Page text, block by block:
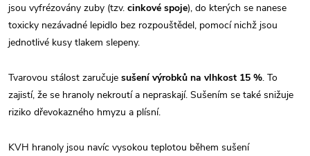
jsou vyfrézovány zuby (tzv. cinkové spoje), do kterých se nanese
toxicky nezávadné lepidlo bez rozpouštědel, pomocí nichž jsou
jednotlivé kusy tlakem slepeny.
Tvarovou stálost zaručuje sušení výrobků na vlhkost 15 %. To
zajistí, že se hranoly nekroutí a nepraskají. Sušením se také snižuje
riziko dřevokazného hmyzu a plísní.
KVH hranoly jsou navíc vysokou teplotou během sušení